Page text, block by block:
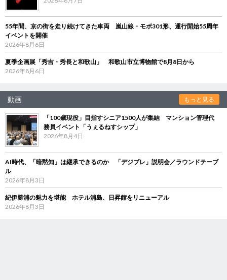
55年間、京の街を走り続けてきた車両 嵐山線・モボ301形、運行開始55周年
イベントを開催
2026年8月6日
夏季企画展「秀吉・秀長と和歌山」 和歌山市立博物館で8月8日から
2026年8月6日
動画 もっと見る
「100歳現役」目指すシニア1500人が集結 マンション管理代
務員イベント「うぇるねすシップ」
2026年8月4日
AI時代、「暗黙知」は継承できるのか 「デジブレ」説明会／ラウンドテーブ
ル
2026年8月3日
紀伊勝浦の魅力を堪能 ホテル浦島、日昇館をリニューアル
2026年8月3日